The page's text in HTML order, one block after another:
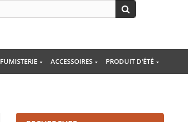
FUMISTERIE ACCESSOIRES PRODUIT D'ÉTÉ